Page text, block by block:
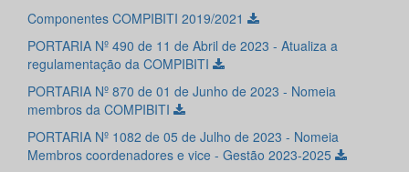
Componentes COMPIBITI 2019/2021
PORTARIA Nº 490 de 11 de Abril de 2023 - Atualiza a
regulamentação da COMPIBITI
PORTARIA Nº 870 de 01 de Junho de 2023 - Nomeia
membros da COMPIBITI
PORTARIA Nº 1082 de 05 de Julho de 2023 - Nomeia
Membros coordenadores e vice - Gestão 2023-2025